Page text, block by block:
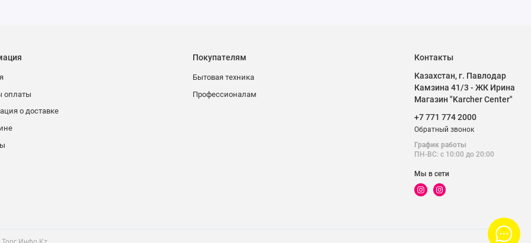
оплаты
о доставке
Покупателям
Бытовая техника
Профессионалам
Контакты
Казахстан, г. Павлодар
Камзина 41/3 - ЖК Ирина
Магазин "Karcher Center"
+7 771 774 2000
Обратный звонок
График работы
ПН-ВС: с 10:00 до 20:00
Мы в сети